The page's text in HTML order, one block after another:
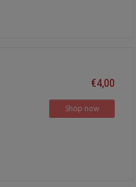
€4,00
Shop now